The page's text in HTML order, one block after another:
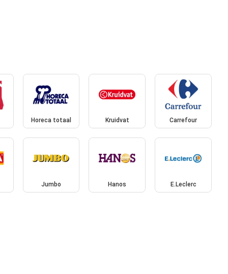
Horeca totaal Kruidvat Carrefour
Jumbo Hanos E.Leclerc